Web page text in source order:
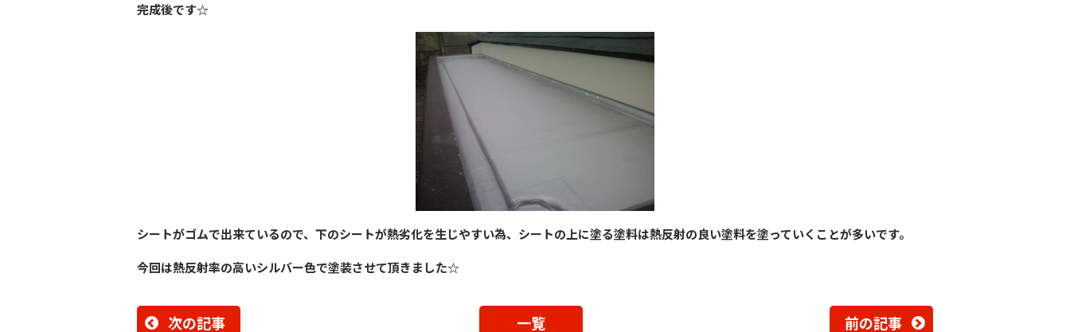
完成後です☆
シートがゴムで出来ているので、下のシートが熱劣化を生じやすい為、シートの上に塗る塗料は熱反射の良い塗料を塗っていくことが多いです。
今回は熱反射率の高いシルバー色で塗装させて頂きました☆
次の記事 一覧 前の記事